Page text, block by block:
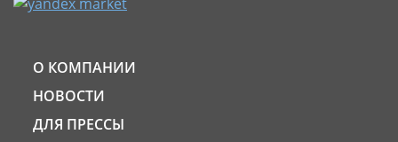
О КОМПАНИИ
НОВОСТИ
ДЛЯ ПРЕССЫ